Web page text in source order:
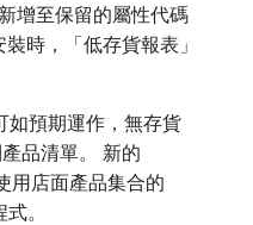
增至保留的屬性代碼
時，「低存貨報表」
如預期運作，無存貨
品清單。 新的
用店面產品集合的
。